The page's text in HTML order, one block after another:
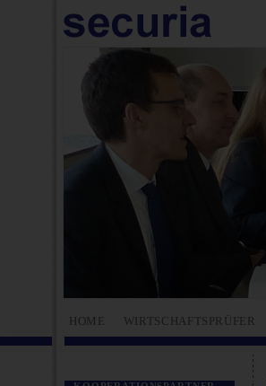
HOME WIRTSCHAFTSPRÜFER